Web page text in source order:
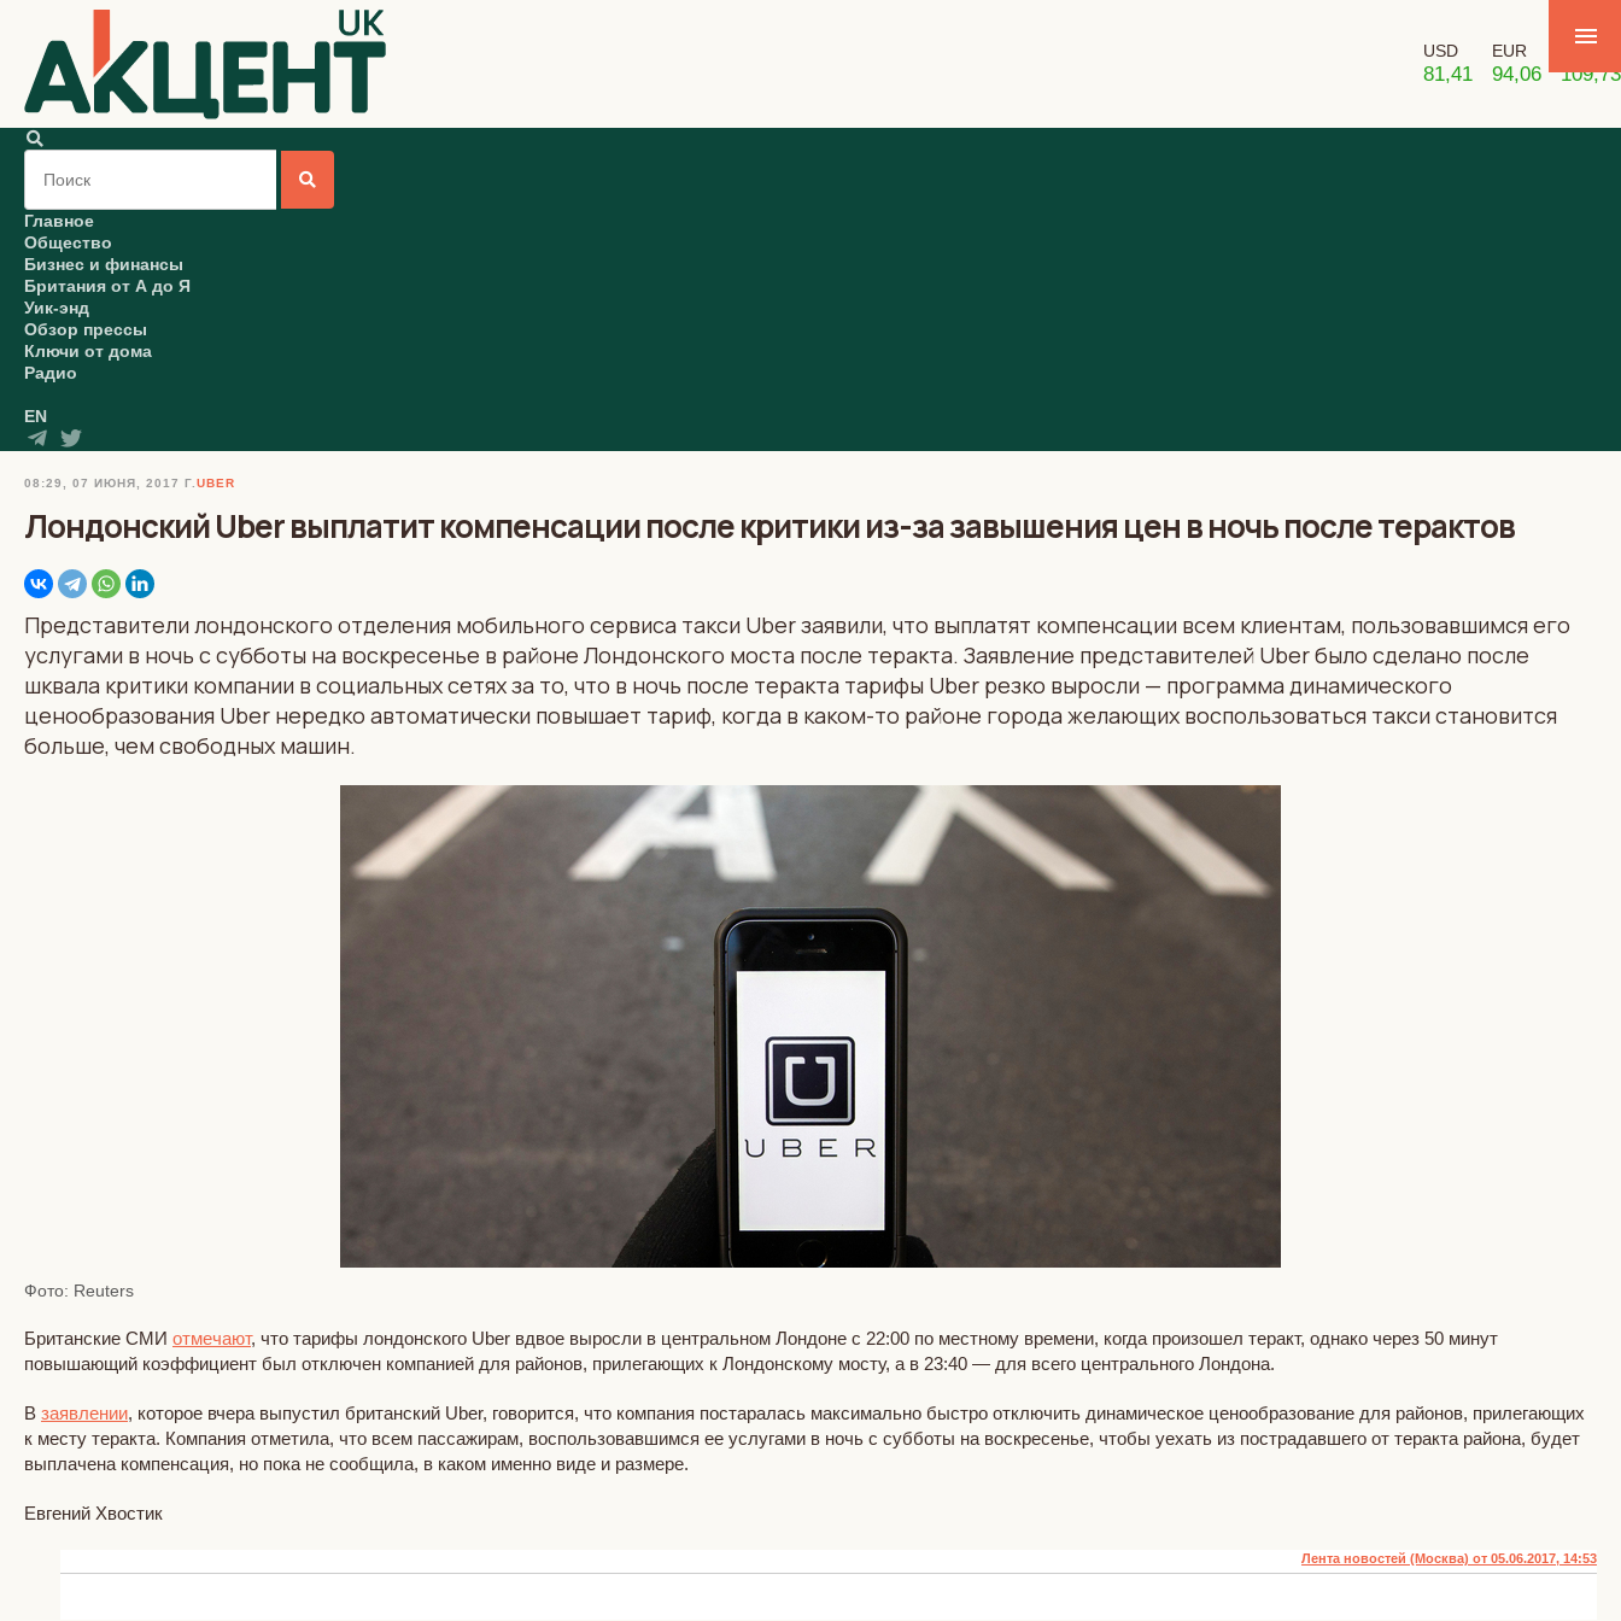
USD
81,41
EUR
94,06 109,73
Главное
Общество
Бизнес и финансы
Британия от А до Я
Уик-энд
Обзор прессы
Ключи от дома
Радио
EN
08:29, 07 ИЮНЯ, 2017 Г. UBER
Лондонский Uber выплатит компенсации после критики из-за завышения цен в ночь после терактов
Представители лондонского отделения мобильного сервиса такси Uber заявили, что выплатят компенсации всем клиентам, пользовавшимся его
услугами в ночь с субботы на воскресенье в районе Лондонского моста после теракта. Заявление представителей Uber было сделано после
шквала критики компании в социальных сетях за то, что в ночь после теракта тарифы Uber резко выросли — программа динамического
ценообразования Uber нередко автоматически повышает тариф, когда в каком-то районе города желающих воспользоваться такси становится
больше, чем свободных машин.
Фото: Reuters
Британские СМИ отмечают, что тарифы лондонского Uber вдвое выросли в центральном Лондоне с 22:00 по местному времени, когда произошел теракт, однако через 50 минут
повышающий коэффициент был отключен компанией для районов, прилегающих к Лондонскому мосту, а в 23:40 — для всего центрального Лондона.
В заявлении, которое вчера выпустил британский Uber, говорится, что компания постаралась максимально быстро отключить динамическое ценообразование для районов, прилегающих
к месту теракта. Компания отметила, что всем пассажирам, воспользовавшимся ее услугами в ночь с субботы на воскресенье, чтобы уехать из пострадавшего от теракта района, будет
выплачена компенсация, но пока не сообщила, в каком именно виде и размере.
Евгений Хвостик
Лента новостей (Москва) от 05.06.2017, 14:53